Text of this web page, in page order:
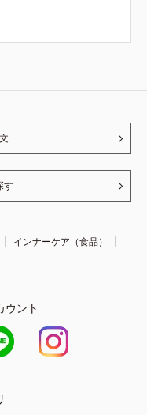
す
インナーケア（食品）
ウント